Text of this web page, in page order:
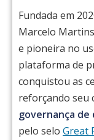
Fundada em
Marcelo
e pioneira no
plataforma de
conquistou as
reforçando seu
governança de
pelo selo Great